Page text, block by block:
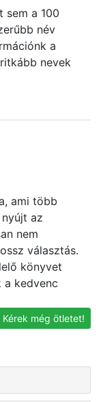
sem a 100
név
a
nevek
ami több
az
nem
választás.
könyvet
a kedvenc
Kérek még ötletet!